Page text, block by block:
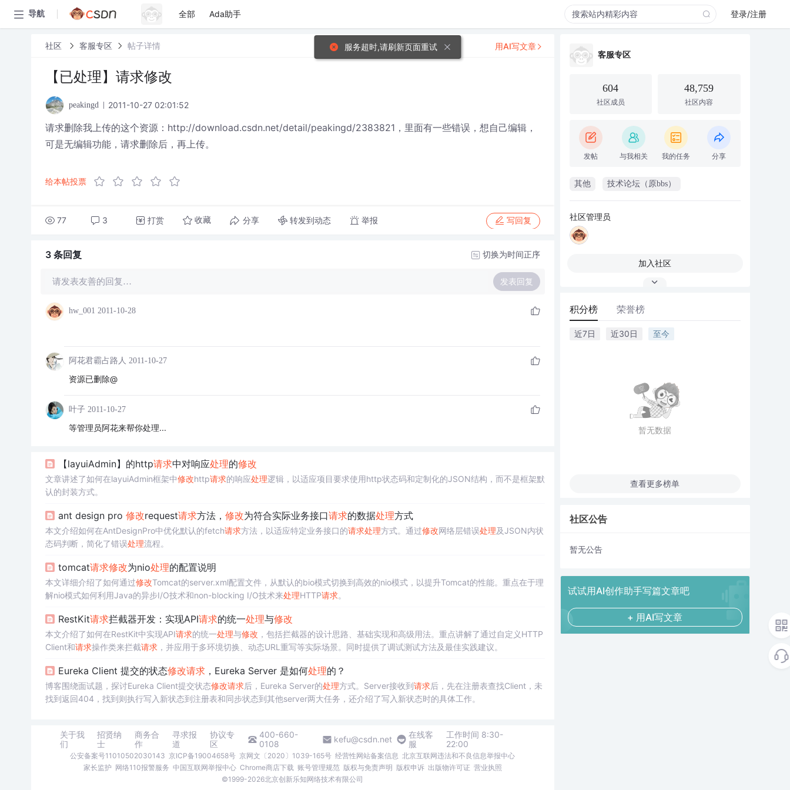
导航 全部 Ada助手 登录/注册
社区 客服专区 帖子详情
【已处理】请求修改
peakingd 2011-10-27 02:01:52
请求删除我上传的这个资源：http://download.csdn.net/detail/peakingd/2383821，里面有一些错误，想自己编辑，
可是无编辑功能，请求删除后，再上传。
给本帖投票
77 3 打赏 收藏 分享 转发到动态 举报 写回复
用AI写文章
3 条回复 切换为时间正序
请发表友善的回复… 发表回复
hw_001 2011-10-28
阿花君霸占路人 2011-10-27
资源已删除@
叶子 2011-10-27
等管理员阿花来帮你处理...
【layuiAdmin】的http请求中对响应处理的修改
文章讲述了如何在layuiAdmin框架中修改http请求的响应处理逻辑，以适应项目要求使用http状态码和定制化的JSON结构，而不是框架默
认的封装方式。
ant design pro 修改request请求方法， 修改为符合实际业务接口请求的数据处理方式
本文介绍如何在AntDesignPro中优化默认的fetch请求方法，以适应特定业务接口的请求处理方式。通过修改网络层错误处理及JSON内状
态码判断，简化了错误处理流程。
tomcat请求修改为nio处理的配置说明
本文详细介绍了如何通过修改Tomcat的server.xml配置文件，从默认的bio模式切换到高效的nio模式，以提升Tomcat的性能。重点在于理
解nio模式如何利用Java的异步I/O技术和non-blocking I/O技术来处理HTTP请求。
RestKit请求拦截器开发：实现API请求的统一处理与修改
本文介绍了如何在RestKit中实现API请求的统一处理与修改 ，包括拦截器的设计思路、基础实现和高级用法。重点讲解了通过自定义HTTP
Client和请求操作类来拦截请求，并应用于多环境切换、动态URL重写等实际场景。同时提供了调试测试方法及最佳实践建议。
Eureka Client 提交的状态修改请求，Eureka Server 是如何处理的？
博客围绕面试题，探讨Eureka Client提交状态修改请求后，Eureka Server的处理方式。Server接收到请求后，先在注册表查找Client，未
找到返回404，找到则执行写入新状态到注册表和同步状态到其他server两大任务，还介绍了写入新状态时的具体工作。
关于我
们
招贤纳
士
商务合
作
寻求报
道
协议专
区
400-660-
0108
kefu@csdn.net
在线客
服
工作时间 8:30-
22:00
公安备案号11010502030143 京ICP备19004658号 京网文〔2020〕1039-165号 经营性网站备案信息 北京互联网违法和不良信息举报中心
家长监护 网络110报警服务 中国互联网举报中心 Chrome商店下载 账号管理规范 版权与免责声明 版权申诉 出版物许可证 营业执照
©1999-2026北京创新乐知网络技术有限公司
客服专区
604
社区成员
48,759
社区内容
发帖 与我相关 我的任务 分享
其他 技术论坛（原bbs）
社区管理员
加入社区
积分榜 荣誉榜
近7日 近30日 至今
暂无数据
查看更多榜单
社区公告
暂无公告
试试用AI创作助手写篇文章吧
+ 用AI写文章
服务超时,请刷新页面重试